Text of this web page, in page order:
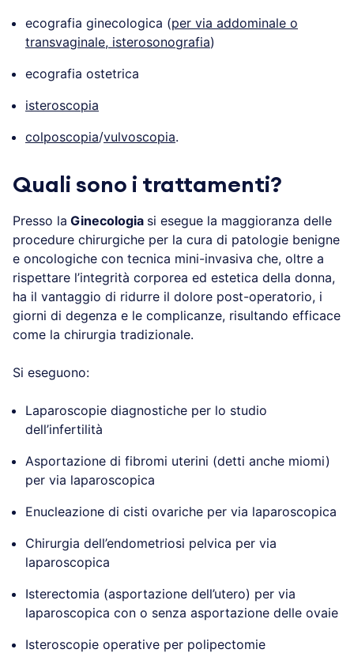
ecografia ginecologica (per via addominale o
transvaginale, isterosonografia)
ecografia ostetrica
isteroscopia
colposcopia/vulvoscopia.
Quali sono i trattamenti?
Presso la Ginecologia si esegue la maggioranza delle
procedure chirurgiche per la cura di patologie benigne
e oncologiche con tecnica mini-invasiva che, oltre a
rispettare l’integrità corporea ed estetica della donna,
ha il vantaggio di ridurre il dolore post-operatorio, i
giorni di degenza e le complicanze, risultando efficace
come la chirurgia tradizionale.
Si eseguono:
Laparoscopie diagnostiche per lo studio
dell’infertilità
Asportazione di fibromi uterini (detti anche miomi)
per via laparoscopica
Enucleazione di cisti ovariche per via laparoscopica
Chirurgia dell’endometriosi pelvica per via
laparoscopica
Isterectomia (asportazione dell’utero) per via
laparoscopica con o senza asportazione delle ovaie
Isteroscopie operative per polipectomie